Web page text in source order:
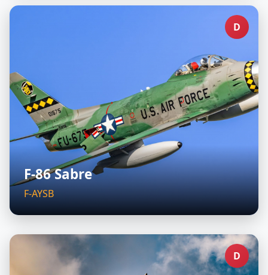
D
F-86 Sabre
F-AYSB
D